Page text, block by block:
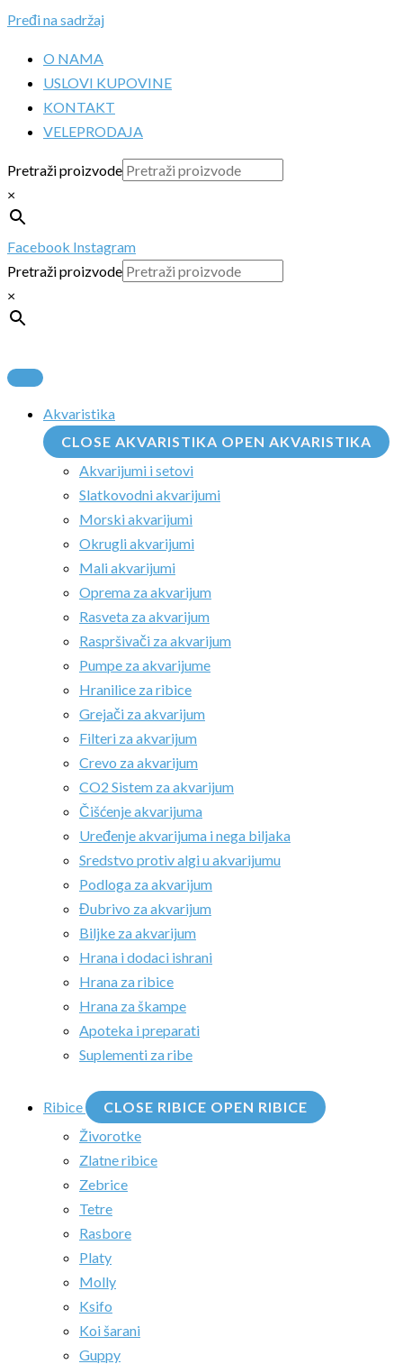
Pređi na sadržaj
O NAMA
USLOVI KUPOVINE
KONTAKT
VELEPRODAJA
Pretraži proizvode
×
Facebook Instagram
Pretraži proizvode
×
Akvaristika
CLOSE AKVARISTIKA OPEN AKVARISTIKA
Akvarijumi i setovi
Slatkovodni akvarijumi
Morski akvarijumi
Okrugli akvarijumi
Mali akvarijumi
Oprema za akvarijum
Rasveta za akvarijum
Raspršivači za akvarijum
Pumpe za akvarijume
Hranilice za ribice
Grejači za akvarijum
Filteri za akvarijum
Crevo za akvarijum
CO2 Sistem za akvarijum
Čišćenje akvarijuma
Uređenje akvarijuma i nega biljaka
Sredstvo protiv algi u akvarijumu
Podloga za akvarijum
Đubrivo za akvarijum
Biljke za akvarijum
Hrana i dodaci ishrani
Hrana za ribice
Hrana za škampe
Apoteka i preparati
Suplementi za ribe
Ribice CLOSE RIBICE OPEN RIBICE
Živorotke
Zlatne ribice
Zebrice
Tetre
Rasbore
Platy
Molly
Ksifo
Koi šarani
Guppy